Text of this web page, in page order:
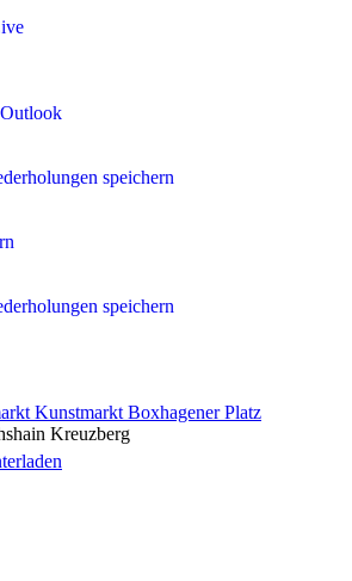
speichern
speichern
Kunstmarkt Boxhagener Platz
Kreuzberg